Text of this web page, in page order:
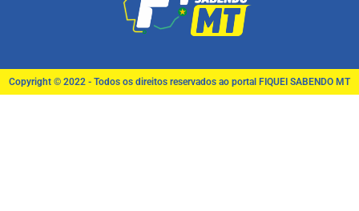
Copyright © 2022 - Todos os direitos reservados ao portal FIQUEI SABENDO MT